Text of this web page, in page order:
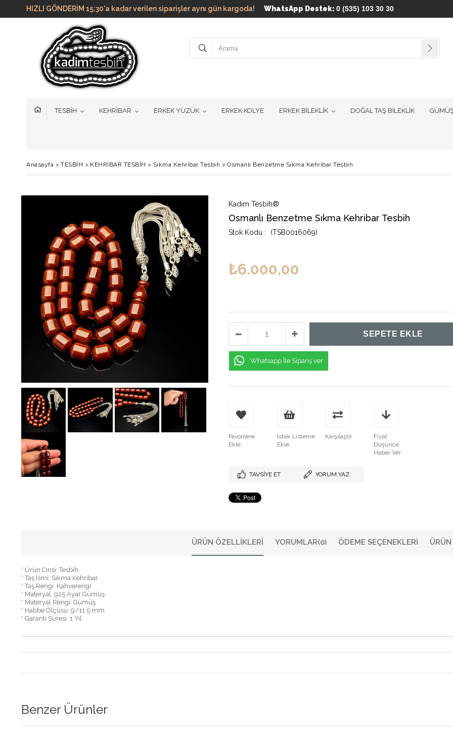
HIZLI GÖNDERİM 15:30'a kadar verilen siparişler aynı gün kargoda! WhatsApp Destek: 0 (535) 103 30 30
TESBİH KEHRİBAR ERKEK YÜZÜK ERKEK KOLYE ERKEK BİLEKLİK DOĞAL TAŞ BİLEKLİK
Anasayfa > TESBİH > KEHRİBAR TESBİH > Sıkma Kehribar Tesbih > Osmanlı Benzetme Sıkma Kehribar Tesbih
Kadim Tesbih®
Osmanlı Benzetme Sıkma Kehribar Tesbih
(TSB0016069)
₺6.000,00
Whatsapp İle Sipariş ver
Favorilere
Ekle
İstek Listeme
Ekle
Karşılaştır
Fiyat
Düşünce
Haber Ver
TAVSIYE ET YORUM YAZ
ÜRÜN ÖZELLIKLERI YORUMLAR(0) ÖDEME SEÇENEKLERI
* Ürün Cinsi: Tesbih
* Taş İsmi: Sıkma Kehribar
* Taş Rengi: Kahverengi
* Materyal: 925 Ayar Gümüş
* Materyal Rengi: Gümüş
* Habbe Ölçüsü: 9/11.5 mm
* Garanti Süresi: 1 Yıl
Benzer Ürünler